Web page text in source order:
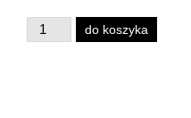
do koszyka